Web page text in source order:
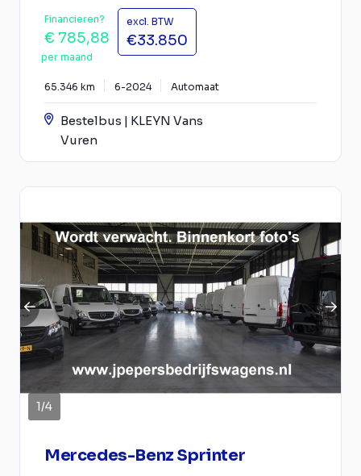
Financieren?
€ 785,88
per maand
excl. BTW
€33.850
65.346 km 6-2024 Automaat
Bestelbus | KLEYN Vans
Vuren
1/4
Mercedes-Benz Sprinter